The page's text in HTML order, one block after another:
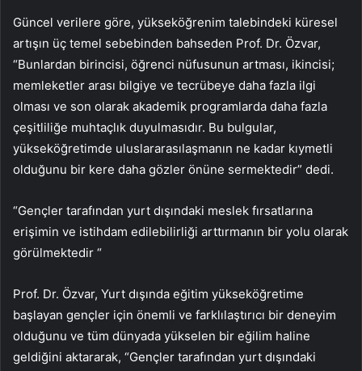
Güncel verilere göre, yükseköğrenim talebindeki küresel
artışın üç temel sebebinden bahseden Prof. Dr. Özvar,
“Bunlardan birincisi, öğrenci nüfusunun artması, ikincisi;
memleketler arası bilgiye ve tecrübeye daha fazla ilgi
olması ve son olarak akademik programlarda daha fazla
çeşitliliğe muhtaçlık duyulmasıdır. Bu bulgular,
yükseköğretimde uluslararasılaşmanın ne kadar kıymetli
olduğunu bir kere daha gözler önüne sermektedir” dedi.
“Gençler tarafından yurt dışındaki meslek fırsatlarına
erişimin ve istihdam edilebilirliği arttırmanın bir yolu olarak
görülmektedir “
Prof. Dr. Özvar, Yurt dışında eğitim yükseköğretime
başlayan gençler için önemli ve farklılaştırıcı bir deneyim
olduğunu ve tüm dünyada yükselen bir eğilim haline
geldiğini aktararak, “Gençler tarafından yurt dışındaki